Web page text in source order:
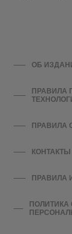
ОБ
ПРАВИЛА
ПРАВИЛА
КОНТАКТЫ
ПРАВИЛА
ПОЛИТИКА